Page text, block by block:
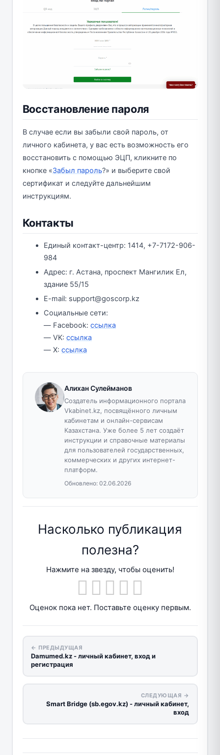
Восстановление пароля
В случае если вы забыли свой пароль, от
личного кабинета, у вас есть возможность его
восстановить с помощью ЭЦП, кликните по
кнопке «Забыл пароль?» и выберите свой
сертификат и следуйте дальнейшим
инструкциям.
Контакты
Единый контакт-центр: 1414, +7-7172-906-
984
Адрес: г. Астана, проспект Мангилик Ел,
здание 55/15
E-mail: support@goscorp.kz
Социальные сети:
— Facebook: ссылка
— VK: ссылка
— X: ссылка
Алихан Сулейманов
Создатель информационного портала
Vkabinet.kz, посвящённого личным
кабинетам и онлайн-сервисам
Казахстана. Уже более 5 лет создаёт
инструкции и справочные материалы
для пользователей государственных,
коммерческих и других интернет-
платформ.
Обновлено: 02.06.2026
Насколько публикация
полезна?
Нажмите на звезду, чтобы оценить!
Оценок пока нет. Поставьте оценку первым.
← ПРЕДЫДУЩАЯ
Damumed.kz - личный кабинет, вход и
регистрация
СЛЕДУЮЩАЯ →
Smart Bridge (sb.egov.kz) - личный кабинет,
вход